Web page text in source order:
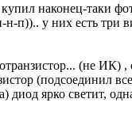
наконец-таки
п)).. у них есть три
(не ИК) ,
(подсоединил
ярко светит,